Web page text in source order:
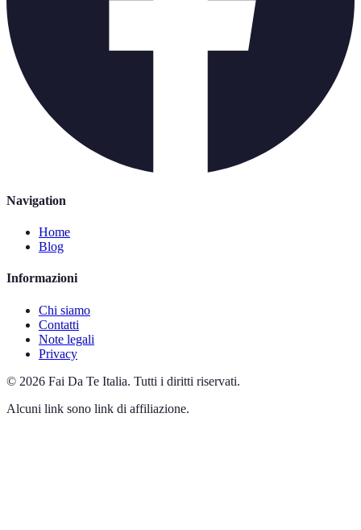
Navigation
Home
Blog
Informazioni
Chi siamo
Contatti
Note legali
Privacy
© 2026 Fai Da Te Italia. Tutti i diritti riservati.
Alcuni link sono link di affiliazione.